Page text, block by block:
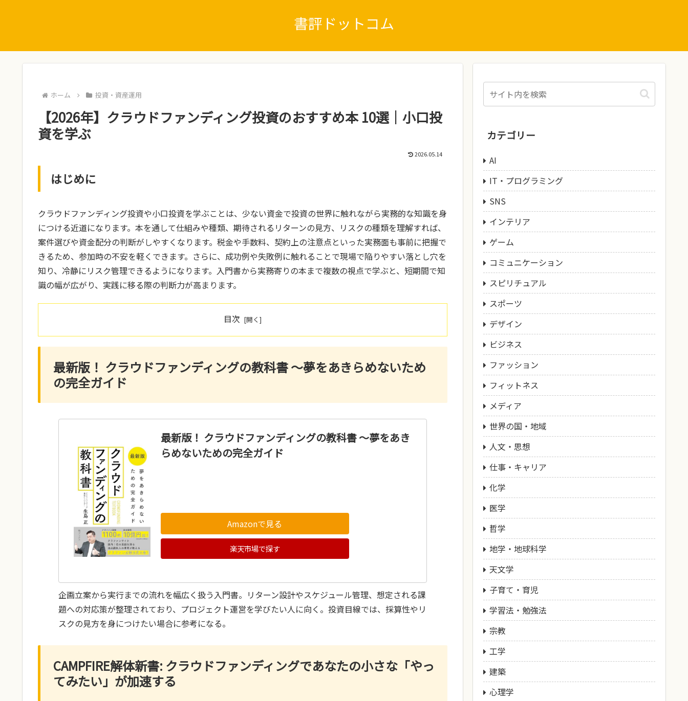
書評ドットコム
ホーム 投資・資産運用
【2026年】クラウドファンディング投資のおすすめ本 10選｜小口投
資を学ぶ
2026.05.14
はじめに
クラウドファンディング投資や小口投資を学ぶことは、少ない資金で投資の世界に触れながら実務的な知識を身
につける近道になります。本を通して仕組みや種類、期待されるリターンの見方、リスクの種類を理解すれば、
案件選びや資金配分の判断がしやすくなります。税金や手数料、契約上の注意点といった実務面も事前に把握で
きるため、参加時の不安を軽くできます。さらに、成功例や失敗例に触れることで現場で陥りやすい落とし穴を
知り、冷静にリスク管理できるようになります。入門書から実務寄りの本まで複数の視点で学ぶと、短期間で知
識の幅が広がり、実践に移る際の判断力が高まります。
目次
最新版！ クラウドファンディングの教科書 ～夢をあきらめないため
の完全ガイド
最新版！ クラウドファンディングの教科書 ～夢をあき
らめないための完全ガイド
Amazonで見る
楽天市場で探す
企画立案から実行までの流れを幅広く扱う入門書。リターン設計やスケジュール管理、想定される課
題への対応策が整理されており、プロジェクト運営を学びたい人に向く。投資目線では、採算性やリ
スクの見方を身につけたい場合に参考になる。
CAMPFIRE解体新書: クラウドファンディングであなたの小さな「やっ
てみたい」が加速する
カテゴリー
AI
IT・プログラミング
SNS
インテリア
ゲーム
コミュニケーション
スピリチュアル
スポーツ
デザイン
ビジネス
ファッション
フィットネス
メディア
世界の国・地域
人文・思想
仕事・キャリア
化学
医学
哲学
地学・地球科学
天文学
子育て・育児
学習法・勉強法
宗教
工学
建築
心理学